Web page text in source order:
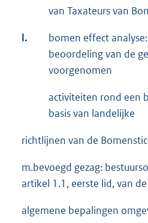
van Taxateurs van
l.
bomen effect
beoordeling van de
voorgenomen
activiteiten rond een
basis van landelijke
richtlijnen van de
m.bevoegd gezag:
artikel 1.1, eerste lid, van
algemene bepalingen